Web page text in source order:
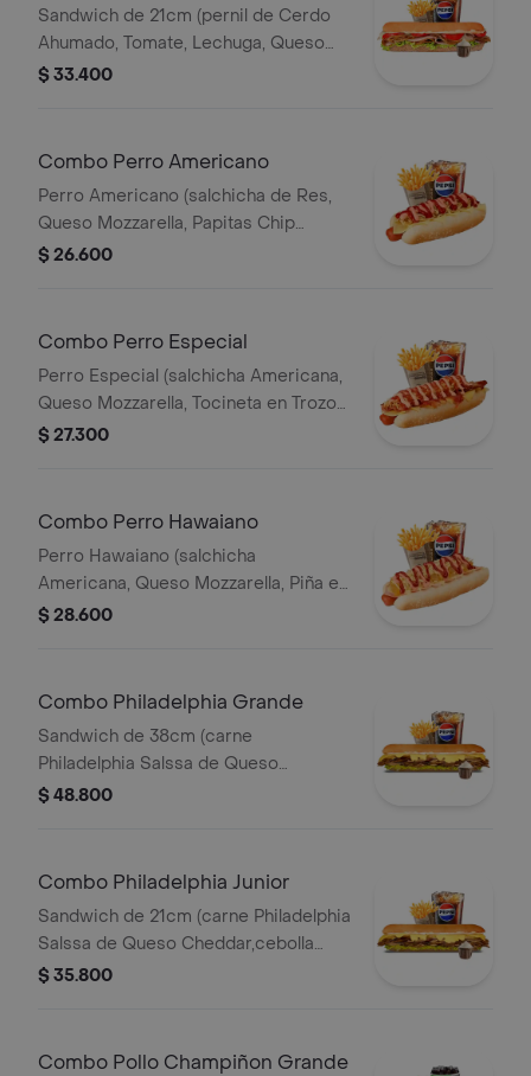
Sandwich de 21cm (pernil de Cerdo
Ahumado, Tomate, Lechuga, Queso
Mozzarella y Salsa de Ajo) Papa
$ 33.400
Combo Perro Americano
Perro Americano (salchicha de Res,
Queso Mozzarella, Papitas Chip
Trituradas, Cebolla, Salsa Roja, Salsa
$ 26.600
Combo Perro Especial
Perro Especial (salchicha Americana,
Queso Mozzarella, Tocineta en Trozos,
Papitas Chips Trituradas, Salsa Roja y
$ 27.300
Combo Perro Hawaiano
Perro Hawaiano (salchicha
Americana, Queso Mozzarella, Piña en
Trozos, Jamón, Papitas Chips
$ 28.600
Combo Philadelphia Grande
Sandwich de 38cm (carne
Philadelphia Salssa de Queso
Cheddar,cebolla Caramelizada,queso
$ 48.800
Combo Philadelphia Junior
Sandwich de 21cm (carne Philadelphia
Salssa de Queso Cheddar,cebolla
Caramelizada,queso Amarillo,lechuga
$ 35.800
Combo Pollo Champiñon Grande